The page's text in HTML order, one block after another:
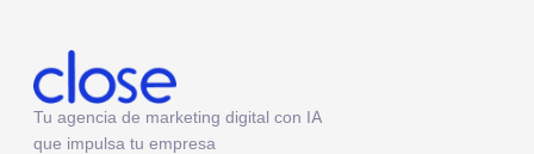
Tu agencia de marketing digital con IA
que impulsa tu empresa